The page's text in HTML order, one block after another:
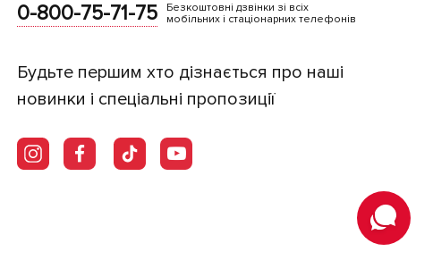
0-800-75-71-75
Безкоштовні дзвінки зі всіх
мобільних і стаціонарних телефонів
Будьте першим хто дізнається про наші
новинки і спеціальні пропозиції